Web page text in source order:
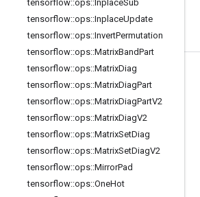
tensorflow::ops::InplaceSub
tensorflow::ops::InplaceUpdate
tensorflow::ops::InvertPermutation
tensorflow::ops::MatrixBandPart
tensorflow::ops::MatrixDiag
tensorflow::ops::MatrixDiagPart
tensorflow::ops::MatrixDiagPartV2
tensorflow::ops::MatrixDiagV2
tensorflow::ops::MatrixSetDiag
tensorflow::ops::MatrixSetDiagV2
tensorflow::ops::MirrorPad
tensorflow::ops::OneHot
เชื่อมต่อเสมอ
บล็อก
ฟอรัม
Twitter
YouTube